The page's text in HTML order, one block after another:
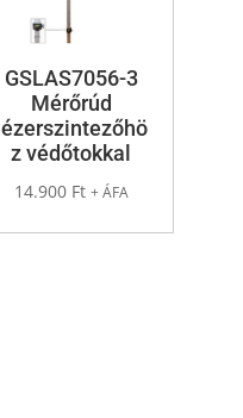
GSLAS7056-3
Mérőrúd
lézerszintezőhö
z védőtokkal
14.900 Ft + ÁFA